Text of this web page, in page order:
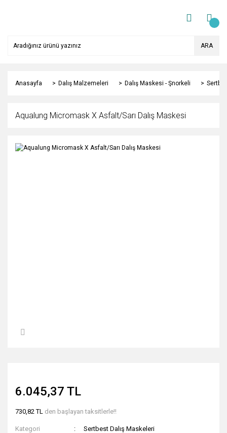
ARA
Anasayfa Dalış Malzemeleri Dalış Maskesi - Şnorkeli
Aqualung Micromask X Asfalt/Sarı Dalış Maskesi
6.045,37 TL
730,82 TL den başlayan taksitlerle!!
Kategori
Sertbest Dalış Maskeleri